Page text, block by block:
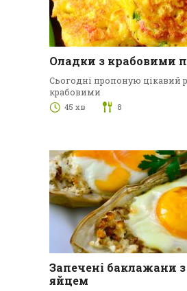
Оладки з крабовими
Сьогодні пропоную цікавий
крабовими
45 хв 8
Запечені баклажани
яйцем